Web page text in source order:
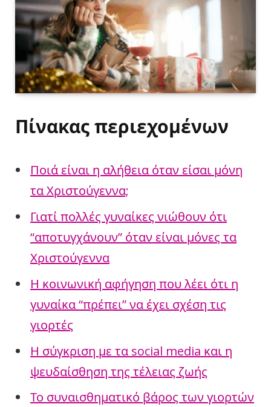
Πίνακας περιεχομένων
Ποιά είναι η αλήθεια όταν είσαι μόνη
τα Χριστούγεννα;
Γιατί πολλές γυναίκες νιώθουν ότι
“αποτυγχάνουν” όταν είναι μόνες τα
Χριστούγεννα
Η κοινωνική αφήγηση που λέει ότι η
γυναίκα “πρέπει” να έχει σχέση τις
γιορτές
Η σύγκριση με τα social media και η
ψευδαίσθηση της τέλειας ζωής
Το συναισθηματικό βάρος των γιορτών